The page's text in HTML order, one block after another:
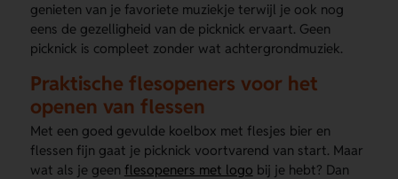
genieten van je favoriete muziekje terwijl je ook nog
eens de gezelligheid van de picknick ervaart. Geen
picknick is compleet zonder wat achtergrondmuziek.
Praktische flesopeners voor het
openen van flessen
Met een goed gevulde koelbox met flesjes bier en
flessen fijn gaat je picknick voortvarend van start. Maar
wat als je geen flesopeners met logo bij je hebt? Dan